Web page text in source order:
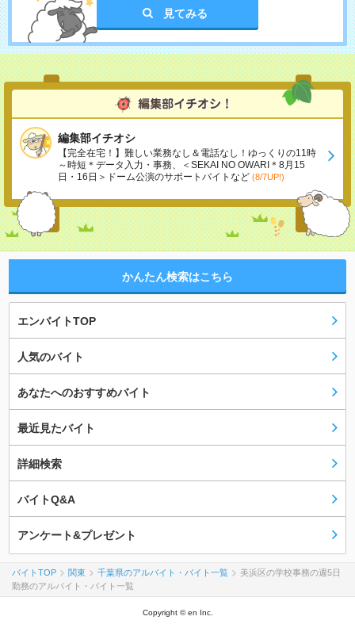
見てみる
編集部イチオシ
【完全在宅！】難しい業務なし＆電話なし！ゆっくりの11時
～時短＊データ入力・事務、＜SEKAI NO OWARI＊8月15
日・16日＞ドーム公演のサポートバイトなど (8/7UP!)
かんたん検索はこちら
エンバイトTOP
人気のバイト
あなたへのおすすめバイト
最近見たバイト
詳細検索
バイトQ&A
アンケート&プレゼント
バイトTOP 関東 千葉県のアルバイト・バイト一覧
美浜区の学校事務の週5日
勤務のアルバイト・バイト一覧
Copyright © en Inc.